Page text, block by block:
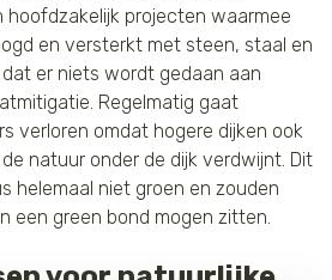
hoofdzakelijk projecten waarmee
en versterkt met steen, staal en
er niets wordt gedaan aan
Regelmatig gaat
verloren omdat hogere dijken ook
natuur onder de dijk verdwijnt. Dit
helemaal niet groen en zouden
een green bond mogen zitten.